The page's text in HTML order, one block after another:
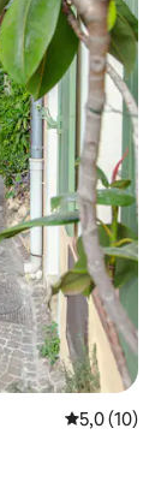
Prosečna
5,0 (10)